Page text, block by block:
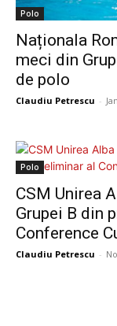
Polo
Naționala
meci din
de polo
Claudiu Petrescu -
Polo
CSM Unirea
Grupei B din
Conference
Claudiu Petrescu -